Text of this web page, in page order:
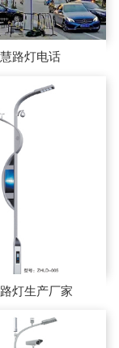
路灯电话
灯生产厂家